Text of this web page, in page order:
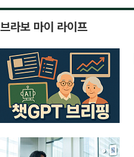
브라보 마이 라이프